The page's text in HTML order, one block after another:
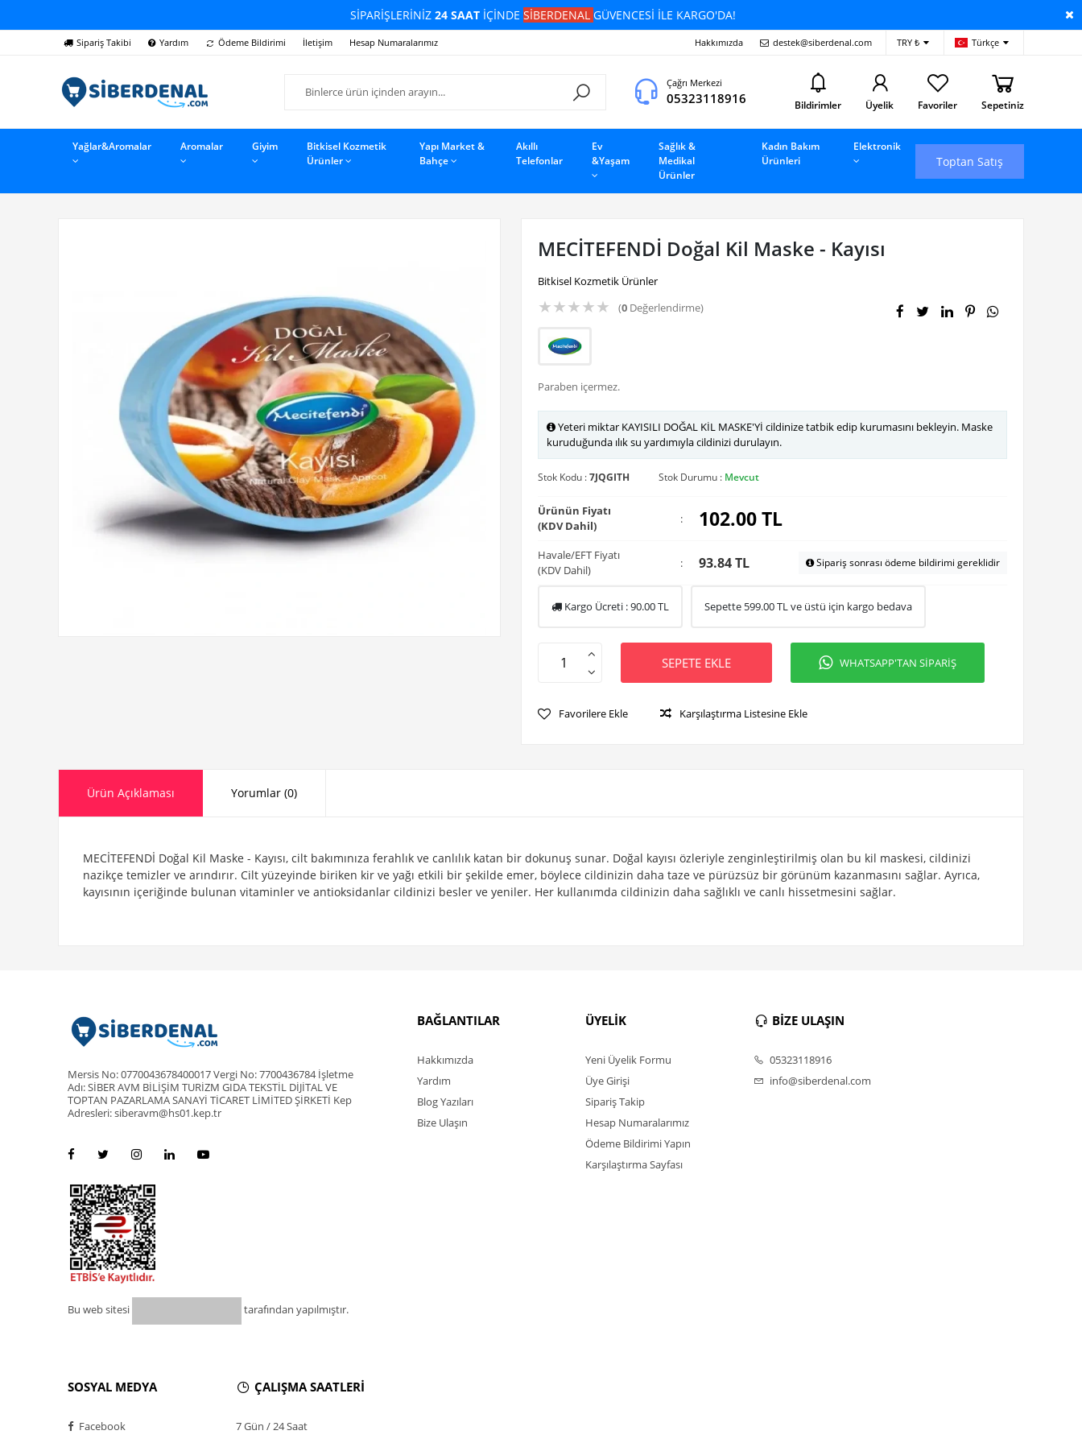
SİPARİŞLERİNİZ 24 SAATİÇİNDE SİBERDENAL GÜVENCESİ İLE KARGO'DA!
Sipariş Takibi Yardım Ödeme Bildirimi İletişim Hesap Numaralarımız Hakkımızda destek@siberdenal.com TRY ₺ Türkçe
Çağrı Merkezi
05323118916 Bildirimler Üyelik Favoriler Sepetiniz
Yağlar&Aromalar Aromalar Giyim
Bitkisel Kozmetik
Ürünler
Yapı Market &
Bahçe
Akıllı
Telefonlar
Ev
&Yaşam
Sağlık &
Medikal
Ürünler
Kadın Bakım
Ürünleri
Elektronik
Toptan Satış
MECİTEFENDİ Doğal Kil Maske - Kayısı
Bitkisel Kozmetik Ürünler
★★★★★ (0 Değerlendirme)
Paraben içermez.
Yeteri miktar KAYISILI DOĞAL KİL MASKE'Yİ cildinize tatbik edip kurumasını bekleyin. Maske
kuruduğunda ılık su yardımıyla cildinizi durulayın.
Stok Kodu :7JQGITH Stok Durumu : Mevcut
Ürünün Fiyatı
(KDV Dahil)
: 102.00TL
Havale/EFT Fiyatı
(KDV Dahil)
: 93.84 TL Sipariş sonrası ödeme bildirimi gereklidir
Kargo Ücreti :90.00TL Sepette 599.00TL ve üstü için kargo bedava
SEPETE EKLE WHATSAPP'TAN SİPARİŞ
Favorilere Ekle Karşılaştırma Listesine Ekle
Ürün Açıklaması Yorumlar (0)
MECİTEFENDİ Doğal Kil Maske - Kayısı, cilt bakımınıza ferahlık ve canlılık katan bir dokunuş sunar. Doğal kayısı özleriyle zenginleştirilmiş olan bu kil maskesi, cildinizi
nazikçe temizler ve arındırır. Cilt yüzeyinde biriken kir ve yağı etkili bir şekilde emer, böylece cildinizin daha taze ve pürüzsüz bir görünüm kazanmasını sağlar. Ayrıca,
kayısının içeriğinde bulunan vitaminler ve antioksidanlar cildinizi besler ve yeniler. Her kullanımda cildinizin daha sağlıklı ve canlı hissetmesini sağlar.
Mersis No: 0770043678400017 Vergi No: 7700436784 İşletme
Adı: SİBER AVM BİLİŞİM TURİZM GIDA TEKSTİL DİJİTAL VE
TOPTAN PAZARLAMA SANAYİ TİCARET LİMİTED ŞİRKETİ Kep
Adresleri: siberavm@hs01.kep.tr
Bu web sitesi tarafından yapılmıştır.
BAĞLANTILAR
Hakkımızda
Yardım
Blog Yazıları
Bize Ulaşın
ÜYELİK
Yeni Üyelik Formu
Üye Girişi
Sipariş Takip
Hesap Numaralarımız
Ödeme Bildirimi Yapın
Karşılaştırma Sayfası
BİZE ULAŞIN
05323118916
info@siberdenal.com
SOSYAL MEDYA
Facebook
ÇALIŞMA SAATLERİ
7 Gün / 24 Saat